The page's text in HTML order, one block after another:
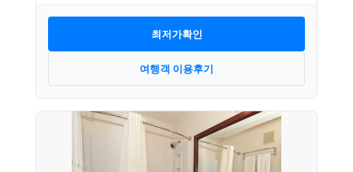
최저가확인
여행객 이용후기